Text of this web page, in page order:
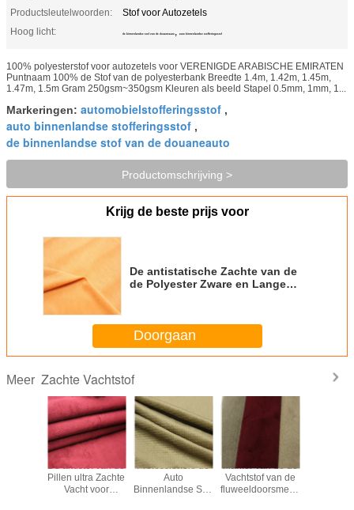
Productsleutelwoorden:
Stof voor Autozetels
Hoog licht:
de binnenlandse stof van de douaneauto , auto binnenlandse stofferingsstof
100% polyesterstof voor autozetels voor VERENIGDE ARABISCHE EMIRATEN
Puntnaam 100% de Stof van de polyesterbank Breedte 1.4m, 1.42m, 1.45m,
1.47m, 1.5m Gram 250gsm~350gsm Kleuren als beeld Stapel 0.5mm, 1mm, 1...
Markeringen: automobielstofferingsstof ,
auto binnenlandse stofferingsstof ,
de binnenlandse stof van de douaneauto
Productomschrijving >
Krijg de beste prijs voor
De antistatische Zachte van de
de Polyester Zware en Lange
Doorgaan
Meer Zachte Vachtstof
De antistof van de
Pillen ultra Zachte
Vacht voor
Professionele de
Auto
Binnenlandse Stof
Manier van de de
Vachtstof van de
fluweeldoorsmelting